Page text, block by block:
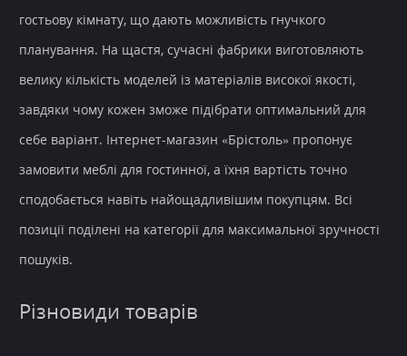
гостьову кімнату, що дають можливість гнучкого
планування. На щастя, сучасні фабрики виготовляють
велику кількість моделей із матеріалів високої якості,
завдяки чому кожен зможе підібрати оптимальний для
себе варіант. Інтернет-магазин «Брістоль» пропонує
замовити меблі для гостинної, а їхня вартість точно
сподобається навіть найощадливішим покупцям. Всі
позиції поділені на категорії для максимальної зручності
пошуків.
Різновиди товарів